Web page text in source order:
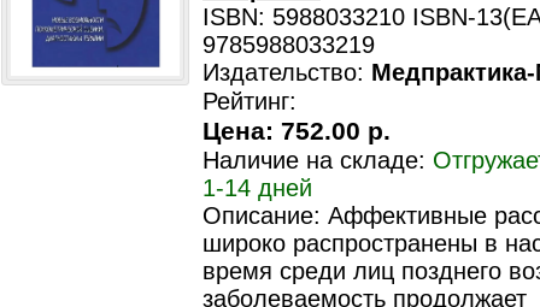
ISBN: 5988033210 ISBN-
9785988033219
Издательство:
Рейтинг:
Цена: 752.00 р.
Наличие на складе:
1-14 дней
Описание: Аффективные
широко распространены в
время среди лиц позднего
заболеваемость продолжает